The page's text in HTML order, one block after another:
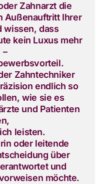
Zahnarzt die
Außenauftritt Ihrer
wissen, dass
kein Luxus mehr
–
Zahntechniker
endlich so
wie sie es
und Patienten
leisten.
oder leitende
über
und
möchte.